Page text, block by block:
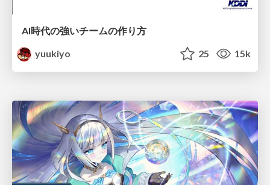
AI時代の強いチームの作り方
yuukiyo
25 15k